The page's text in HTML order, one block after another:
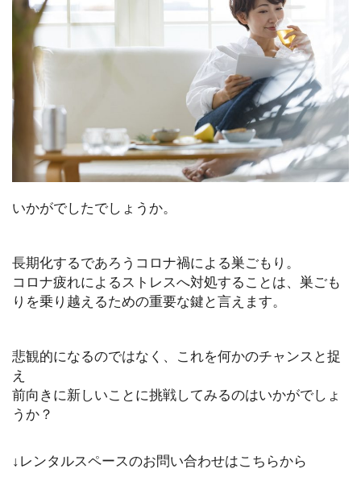
いかがでしたでしょうか。
長期化するであろうコロナ禍による巣ごもり。
コロナ疲れによるストレスへ対処することは、巣ごも
りを乗り越えるための重要な鍵と言えます。
悲観的になるのではなく、これを何かのチャンスと捉
え
前向きに新しいことに挑戦してみるのはいかがでしょ
うか？
↓レンタルスペースのお問い合わせはこちらから